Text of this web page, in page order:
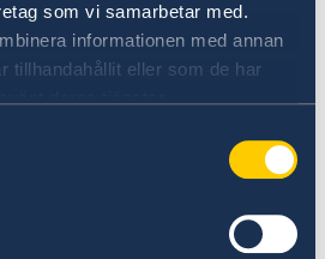
som vi samarbetar med.
informationen med annan
tillhandahållit eller som de har
ingen statsreligion, men
och islam är de största